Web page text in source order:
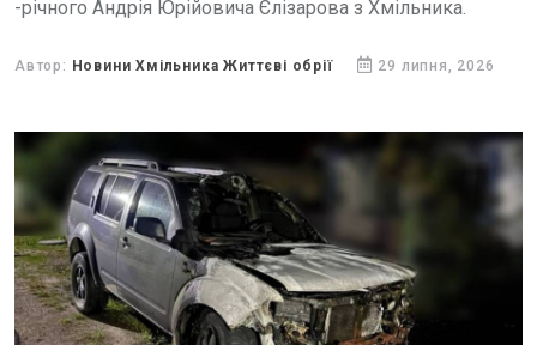
-річного Андрія Юрійовича Єлізарова з Хмільника.
Автор: Новини Хмільника Життєві обрії 29 липня, 2026